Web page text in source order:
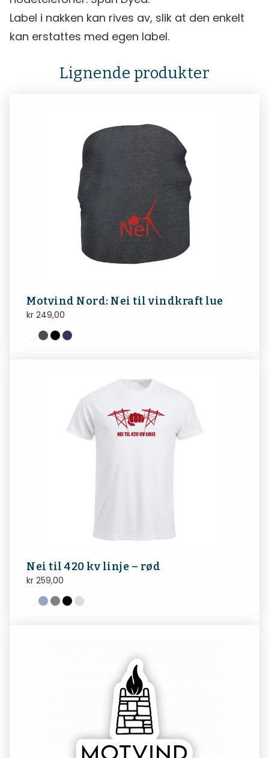
Label i nakken kan rives av, slik at den enkelt
kan erstattes med egen label.
Lignende produkter
Motvind Nord: Nei til vindkraft lue
kr 249,00
Nei til 420 kv linje – rød
kr 259,00